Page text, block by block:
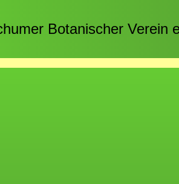
Botanischer Verein